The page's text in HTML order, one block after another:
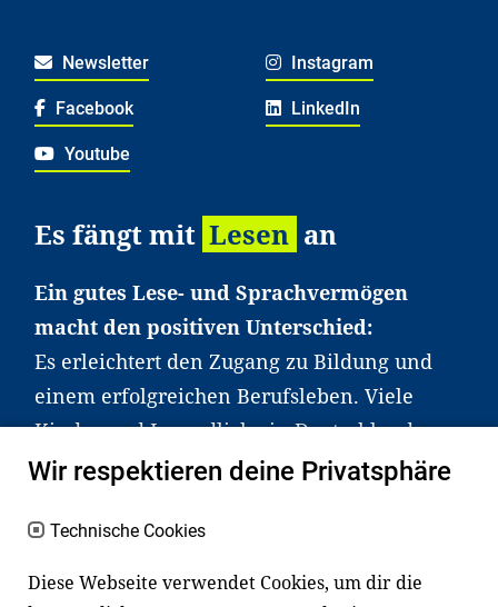
Newsletter Instagram
Facebook LinkedIn
Youtube
Es fängt mit Lesen an
Ein gutes Lese- und Sprachvermögen
macht den positiven Unterschied:
Es erleichtert den Zugang zu Bildung und
einem erfolgreichen Berufsleben. Viele
Kinder und Jugendliche in Deutschland
haben aber große Schwierigkeiten dabei.
an Familien sowie an Erzieher*innen,
Lehrer*innen und andere
Wir respektieren deine Privatsphäre
Technische Cookies
Diese Webseite verwendet Cookies, um dir die